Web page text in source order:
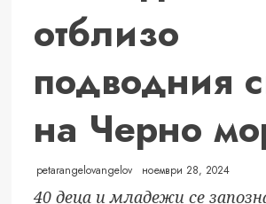
отблизо
подводния
на Черно
petarangelovangelov ноември 28, 2024
40 деца и младежи се